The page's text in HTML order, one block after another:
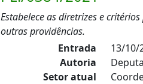
Estabelece as diretrizes e
outras providências.
Entrada
13/10/
Autoria
Setor atual